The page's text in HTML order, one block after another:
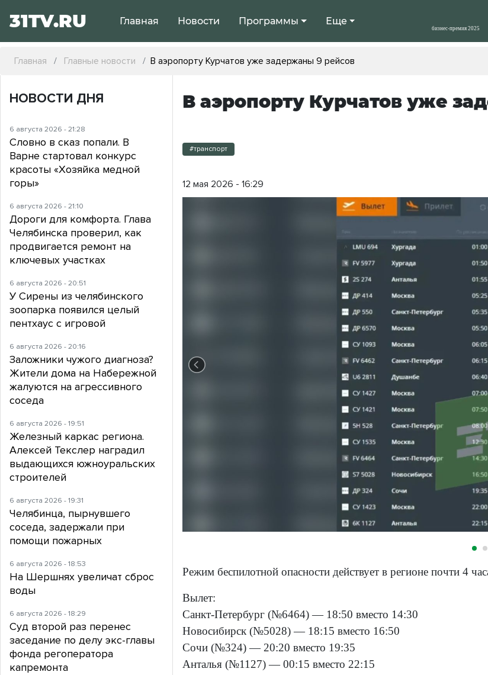
31TV.RU Главная Новости Программы Еще
Главная Главные новости В аэропорту Курчатов уже задержаны 9 рейсов
В аэропорту Курчатов уже
#транспорт
12 мая 2026 - 16:29
Режим беспилотной опасности действует в регионе почти 4
Вылет:
Санкт-Петербург (№6464) — 18:50 вместо 14:30
Новосибирск (№5028) — 18:15 вместо 16:50
Сочи (№324) — 20:20 вместо 19:35
Анталья (№1127) — 00:15 вместо 22:15
НОВОСТИ ДНЯ
6 августа 2026 - 21:28
Словно в сказ попали. В
Варне стартовал конкурс
красоты «Хозяйка медной
горы»
6 августа 2026 - 21:10
Дороги для комфорта. Глава
Челябинска проверил, как
продвигается ремонт на
ключевых участках
6 августа 2026 - 20:51
У Сирены из челябинского
зоопарка появился целый
пентхаус с игровой
6 августа 2026 - 20:16
Заложники чужого диагноза?
Жители дома на Набережной
жалуются на агрессивного
соседа
6 августа 2026 - 19:51
Железный каркас региона.
Алексей Текслер наградил
выдающихся южноуральских
строителей
6 августа 2026 - 19:31
Челябинца, пырнувшего
соседа, задержали при
помощи пожарных
6 августа 2026 - 18:53
На Шершнях увеличат сброс
воды
6 августа 2026 - 18:29
Суд второй раз перенес
заседание по делу экс-главы
фонда регоператора
капремонта